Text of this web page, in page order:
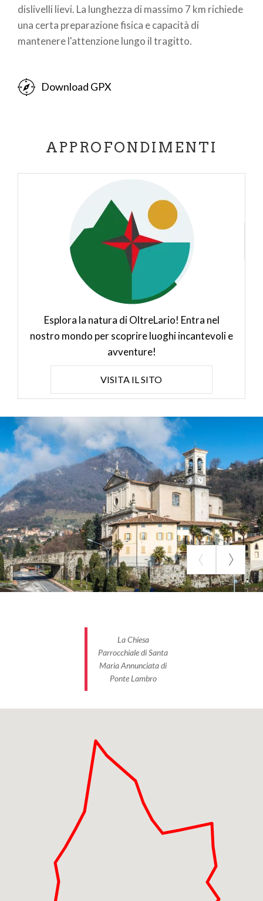
dislivelli lievi. La lunghezza di massimo 7 km richiede
una certa preparazione fisica e capacità di
mantenere l'attenzione lungo il tragitto.
Download GPX
APPROFONDIMENTI
Esplora la natura di OltreLario! Entra nel
nostro mondo per scoprire luoghi incantevoli e
avventure!
VISITA IL SITO
La Chiesa
Parrocchiale di Santa
Maria Annunciata di
Ponte Lambro